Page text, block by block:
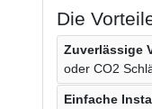
Die
Zuverlässige
oder CO2
Einfache